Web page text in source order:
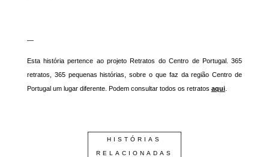
—
Esta história pertence ao projeto Retratos do Centro de Portugal. 365
retratos, 365 pequenas histórias, sobre o que faz da região Centro de
Portugal um lugar diferente. Podem consultar todos os retratos aqui.
HISTÓRIAS
RELACIONADAS